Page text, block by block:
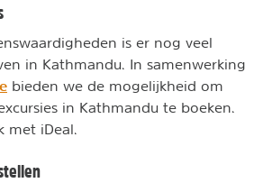
is er nog veel
in Kathmandu. In samenwerking
bieden we de mogelijkheid om
in Kathmandu te boeken.
met iDeal.